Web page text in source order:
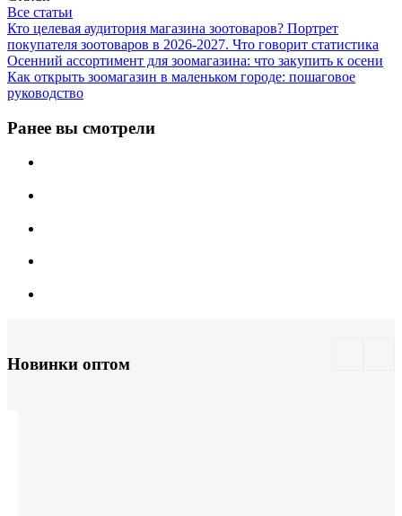
Все статьи
Кто целевая аудитория магазина зоотоваров? Портрет
покупателя зоотоваров в 2026-2027. Что говорит статистика
Осенний ассортимент для зоомагазина: что закупить к осени
Как открыть зоомагазин в маленьком городе: пошаговое
руководство
Ранее вы смотрели
Новинки оптом